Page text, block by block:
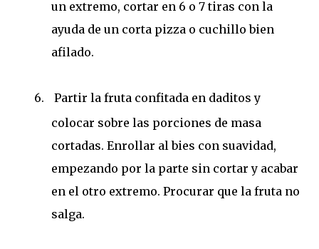
un extremo, cortar en 6 o 7 tiras con la
ayuda de un corta pizza o cuchillo bien
afilado.
6.
Partir la fruta confitada en daditos y
colocar sobre las porciones de masa
cortadas. Enrollar al bies con suavidad,
empezando por la parte sin cortar y acabar
en el otro extremo. Procurar que la fruta no
salga.